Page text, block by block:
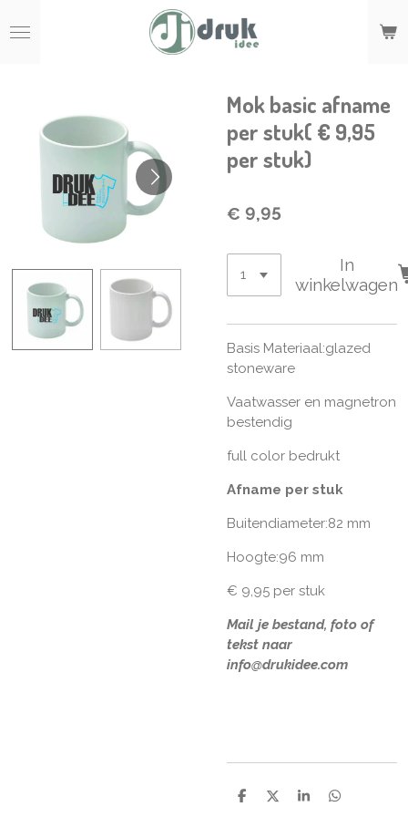
direct
Mok basic afname
per stuk( € 9,95
per stuk)
€ 9,95
In
winkelwagen
Basis Materiaal:glazed
stoneware
Vaatwasser en magnetron
bestendig
full color bedrukt
Afname per stuk
Buitendiameter:82 mm
Hoogte:96 mm
€ 9,95 per stuk
Mail je bestand, foto of
tekst naar
info@drukidee.com
D
D
S
D